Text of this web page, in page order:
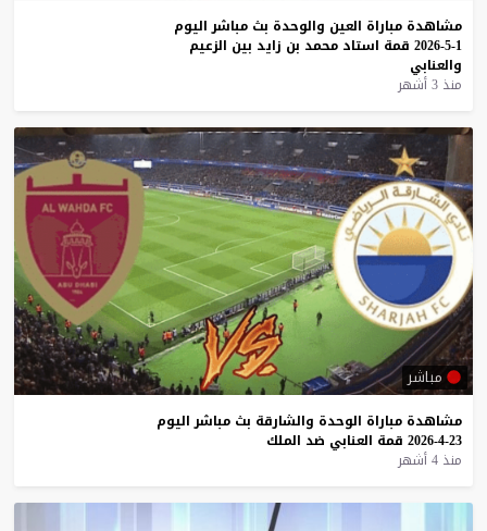
مشاهدة مباراة العين والوحدة بث مباشر اليوم
1-5-2026
قمة استاد محمد بن زايد بين الزعيم
والعنابي
منذ 3 أشهر
مباشر
مشاهدة مباراة الوحدة والشارقة بث مباشر اليوم
23-4-2026
قمة العنابي ضد الملك
منذ 4 أشهر